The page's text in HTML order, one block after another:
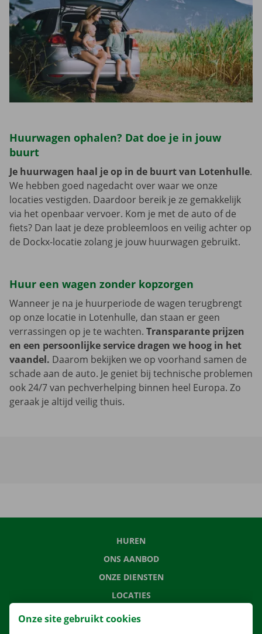
Huurwagen ophalen? Dat doe je in jouw
buurt
Je huurwagen haal je op in de buurt van Lotenhulle.
We hebben goed nagedacht over waar we onze
locaties vestigden. Daardoor bereik je ze gemakkelijk
via het openbaar vervoer. Kom je met de auto of de
fiets? Dan laat je deze probleemloos en veilig achter op
de Dockx-locatie zolang je jouw huurwagen gebruikt.
Huur een wagen zonder kopzorgen
Wanneer je na je huurperiode de wagen terugbrengt
op onze locatie in Lotenhulle, dan staan er geen
verrassingen op je te wachten. Transparante prijzen
en een persoonlijke service dragen we hoog in het
vaandel. Daarom bekijken we op voorhand samen de
schade aan de auto. Je geniet bij technische problemen
ook 24/7 van pechverhelping binnen heel Europa. Zo
geraak je altijd veilig thuis.
HUREN
ONS AANBOD
ONZE DIENSTEN
LOCATIES
APP
Onze site gebruikt cookies